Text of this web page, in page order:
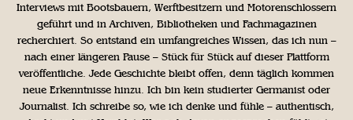
Interviews mit Bootsbauern, Werftbesitzern und Motorenschlossern
geführt und in Archiven, Bibliotheken und Fachmagazinen
recherchiert. So entstand ein umfangreiches Wissen, das ich nun –
nach einer längeren Pause – Stück für Stück auf dieser Plattform
veröffentliche. Jede Geschichte bleibt offen, denn täglich kommen
neue Erkenntnisse hinzu. Ich bin kein studierter Germanist oder
Journalist. Ich schreibe so, wie ich denke und fühle – authentisch,